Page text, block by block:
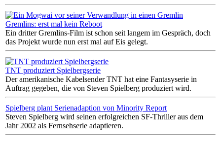
Gremlins: erst mal kein Reboot
Ein dritter Gremlins-Film ist schon seit langem im Gespräch, doch
das Projekt wurde nun erst mal auf Eis gelegt.
TNT produziert Spielbergserie
Der amerikanische Kabelsender TNT hat eine Fantasyserie in
Auftrag gegeben, die von Steven Spielberg produziert wird.
Spielberg plant Serienadaption von Minority Report
Steven Spielberg wird seinen erfolgreichen SF-Thriller aus dem
Jahr 2002 als Fernsehserie adaptieren.